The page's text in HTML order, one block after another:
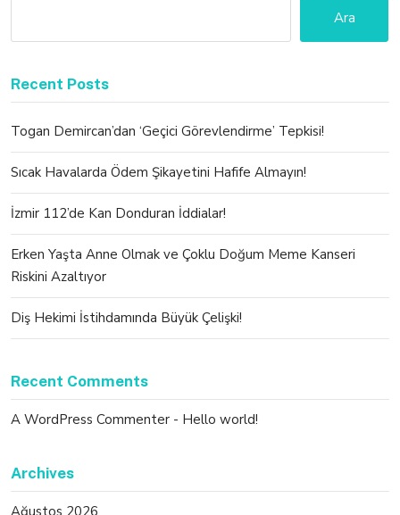
Ara
Recent Posts
Togan Demircan’dan ‘Geçici Görevlendirme’ Tepkisi!
Sıcak Havalarda Ödem Şikayetini Hafife Almayın!
İzmir 112’de Kan Donduran İddialar!
Erken Yaşta Anne Olmak ve Çoklu Doğum Meme Kanseri
Riskini Azaltıyor
Diş Hekimi İstihdamında Büyük Çelişki!
Recent Comments
A WordPress Commenter - Hello world!
Archives
Ağustos 2026